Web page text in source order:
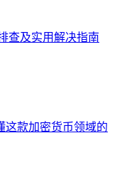
查及实用解决指南
这款加密货币领域的